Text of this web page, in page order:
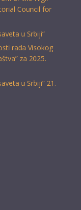
Council for
u Srbiji“
rada Visokog
za 2025.
u Srbiji” 21.